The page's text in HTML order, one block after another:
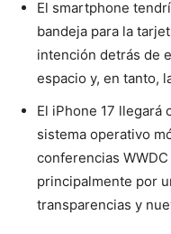
El smartphone
bandeja para la
intención detrás de
espacio y, en tanto,
El iPhone 17 llegará
sistema operativo
conferencias
principalmente por
transparencias y